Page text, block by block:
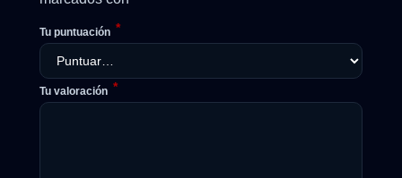
Tu puntuación *
Tu valoración *